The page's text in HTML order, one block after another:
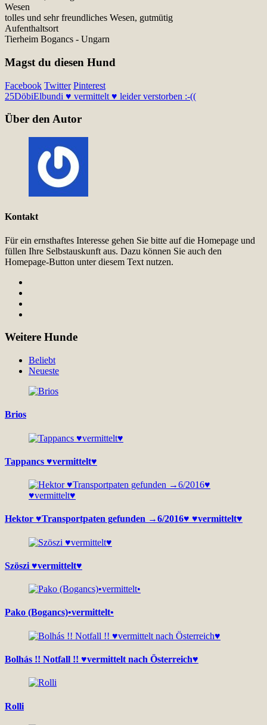
Wesen
tolles und sehr freundliches Wesen, gutmütig
Aufenthaltsort
Tierheim Bogancs - Ungarn
Magst du diesen Hund
Facebook Twitter Pinterest
25DöbiElbundi ♥ vermittelt ♥ leider verstorben :-((
Über den Autor
Kontakt
Für ein ernsthaftes Interesse gehen Sie bitte auf die Homepage und
füllen Ihre Selbstauskunft aus. Dazu können Sie auch den
Homepage-Button unter diesem Text nutzen.
Weitere Hunde
Beliebt
Neueste
Brios
Tappancs ♥vermittelt♥
Hektor ♥Transportpaten gefunden →6/2016♥ ♥vermittelt♥
Szöszi ♥vermittelt♥
Pako (Bogancs)•vermittelt•
Bolhás !! Notfall !! ♥vermittelt nach Österreich♥
Rolli